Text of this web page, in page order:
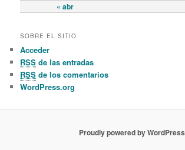
« abr
SOBRE EL SITIO
Acceder
RSS de las entradas
RSS de los comentarios
WordPress.org
Proudly powered by WordPress